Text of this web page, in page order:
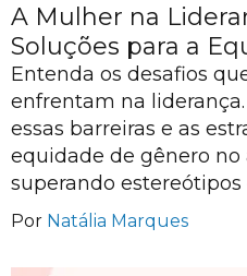
A Mulher na
Soluções para a
Entenda os desafios
enfrentam na
essas barreiras e as
equidade de gênero
superando estereótipos
Por Natália Marques